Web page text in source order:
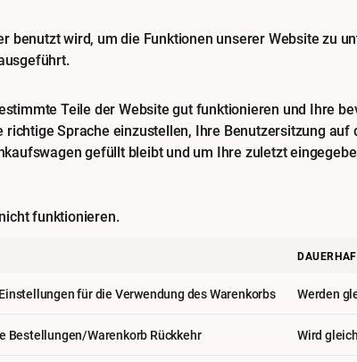
benutzt wird, um die Funktionen unserer Website zu
Teile der Website gut funktionieren und Ihre
Sprache einzustellen, Ihre Benutzersitzung
gefüllt bleibt und um Ihre zuletzt
funktionieren.
für die Verwendung des Warenkorbs Werden
Bestellungen/Warenkorb Rückkehr Wird